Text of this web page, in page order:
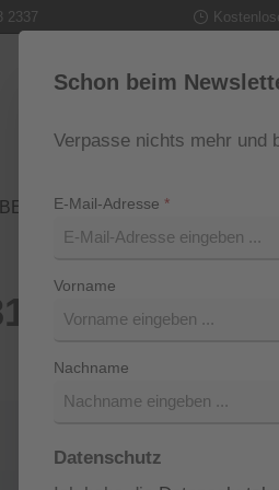
2337
LIFESTYLE
Schon beim
Verpasse nichts mehr und
E-Mail-Adresse *
Vorname
Nachname
Datenschutz